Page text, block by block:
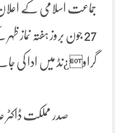
جماعت اسلامی کے اعلان
27 جون بروز ہفتہ نماز
گراو¿نڈ میں ادا کی
صدر مملکت ڈاکٹر